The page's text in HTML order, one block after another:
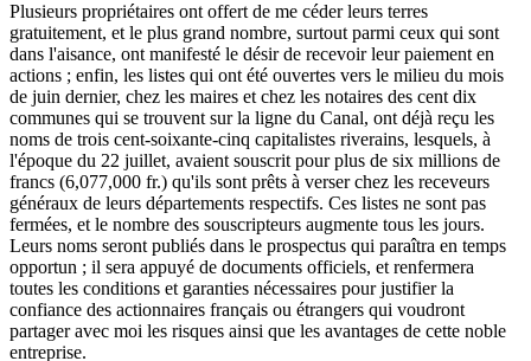
Plusieurs propriétaires ont offert de me céder leurs terres
gratuitement, et le plus grand nombre, surtout parmi ceux qui sont
dans l'aisance, ont manifesté le désir de recevoir leur paiement en
actions ; enfin, les listes qui ont été ouvertes vers le milieu du mois
de juin dernier, chez les maires et chez les notaires des cent dix
communes qui se trouvent sur la ligne du Canal, ont déjà reçu les
noms de trois cent-soixante-cinq capitalistes riverains, lesquels, à
l'époque du 22 juillet, avaient souscrit pour plus de six millions de
francs (6,077,000 fr.) qu'ils sont prêts à verser chez les receveurs
généraux de leurs départements respectifs. Ces listes ne sont pas
fermées, et le nombre des souscripteurs augmente tous les jours.
Leurs noms seront publiés dans le prospectus qui paraîtra en temps
opportun ; il sera appuyé de documents officiels, et renfermera
toutes les conditions et garanties nécessaires pour justifier la
confiance des actionnaires français ou étrangers qui voudront
partager avec moi les risques ainsi que les avantages de cette noble
entreprise.